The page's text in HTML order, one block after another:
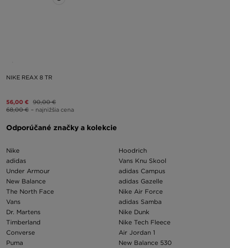
NIKE REAX 8 TR
56,00 € 90,00 €
68,00 € – najnižšia cena
Odporúčané značky a kolekcie
Nike
adidas
Under Armour
New Balance
The North Face
Vans
Dr. Martens
Timberland
Converse
Puma
Hoodrich
Vans Knu Skool
adidas Campus
adidas Gazelle
Nike Air Force
adidas Samba
Nike Dunk
Nike Tech Fleece
Air Jordan 1
New Balance 530